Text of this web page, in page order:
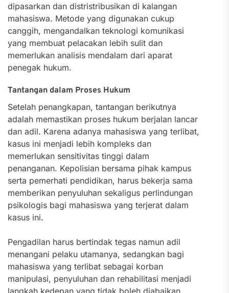
dipasarkan dan distristribusikan di kalangan
mahasiswa. Metode yang digunakan cukup
canggih, mengandalkan teknologi komunikasi
yang membuat pelacakan lebih sulit dan
memerlukan analisis mendalam dari aparat
penegak hukum.
Tantangan dalam Proses Hukum
Setelah penangkapan, tantangan berikutnya
adalah memastikan proses hukum berjalan lancar
dan adil. Karena adanya mahasiswa yang terlibat,
kasus ini menjadi lebih kompleks dan
memerlukan sensitivitas tinggi dalam
penanganan. Kepolisian bersama pihak kampus
serta pemerhati pendidikan, harus bekerja sama
memberikan penyuluhan sekaligus perlindungan
psikologis bagi mahasiswa yang terjerat dalam
kasus ini.
Pengadilan harus bertindak tegas namun adil
menangani pelaku utamanya, sedangkan bagi
mahasiswa yang terlibat sebagai korban
manipulasi, penyuluhan dan rehabilitasi menjadi
langkah kedepan yang tidak boleh diabaikan.